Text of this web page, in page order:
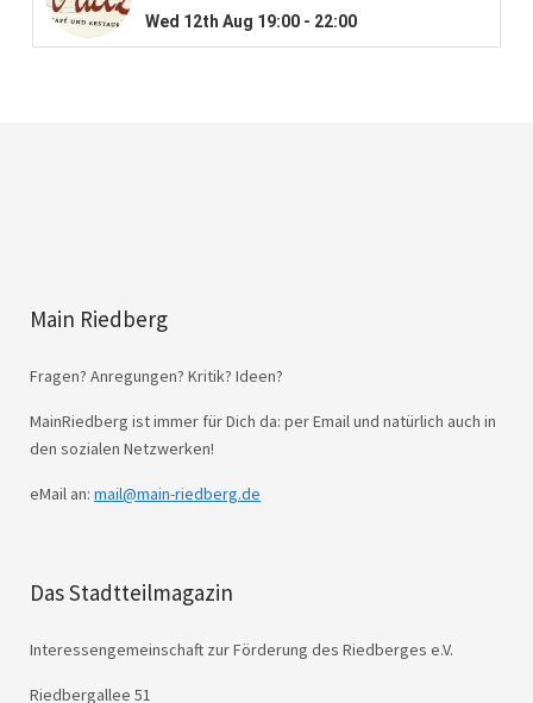
Main Riedberg
Fragen? Anregungen? Kritik? Ideen?
MainRiedberg ist immer für Dich da: per Email und natürlich auch in
den sozialen Netzwerken!
eMail an: mail@main-riedberg.de
Das Stadtteilmagazin
Interessengemeinschaft zur Förderung des Riedberges e.V.
Riedbergallee 51